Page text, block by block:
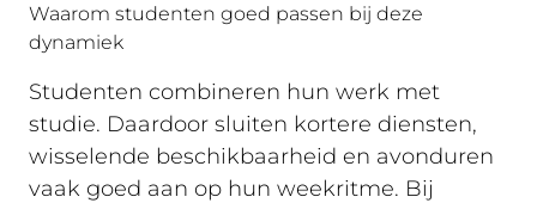
Waarom studenten goed passen bij deze
dynamiek
Studenten combineren hun werk met
studie. Daardoor sluiten kortere diensten,
wisselende beschikbaarheid en avonduren
vaak goed aan op hun weekritme. Bij